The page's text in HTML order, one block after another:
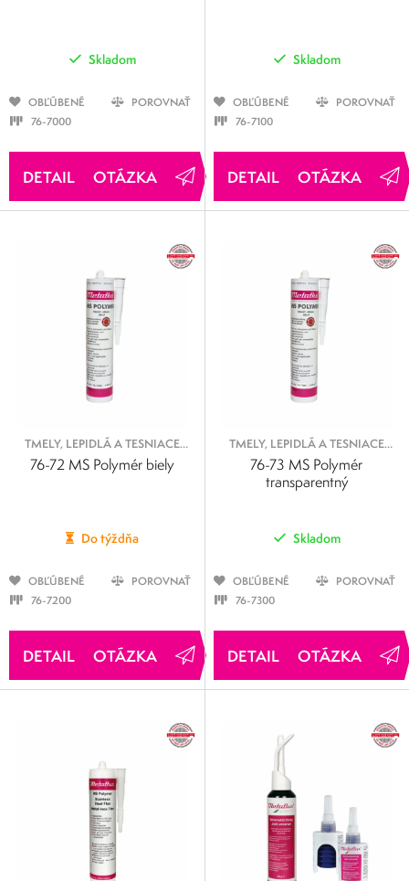
Skladom
OBĽÚBENÉ
POROVNAŤ
76-7000
OTÁZKA
Skladom
OBĽÚBENÉ
POROVNAŤ
76-7100
OTÁZKA
TMELY, LEPIDLÁ A TESNIACE
PROSTRIEDKY
76-72 MS Polymér biely
Do týždňa
OBĽÚBENÉ
POROVNAŤ
76-7200
OTÁZKA
TMELY, LEPIDLÁ A TESNIACE
PROSTRIEDKY
76-73 MS Polymér
transparentný
Skladom
OBĽÚBENÉ
POROVNAŤ
76-7300
OTÁZKA